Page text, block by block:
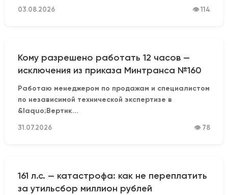
03.08.2026 👁 114
Кому разрешено работать 12 часов —
исключения из приказа Минтранса №160
Работаю менеджером по продажам и специалистом
по независимой технической экспертизе в
&laquo;Вертик...
31.07.2026 👁 78
161 л.с. — катастрофа: как не переплатить
за утильсбор миллион рублей